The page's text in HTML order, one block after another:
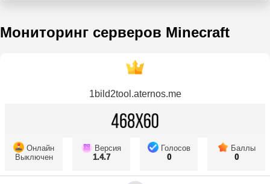
Мониторинг серверов Minecraft
1bild2tool.aternos.me
Онлайн
Выключен
Версия
1.4.7
Голосов
0
Баллы
0